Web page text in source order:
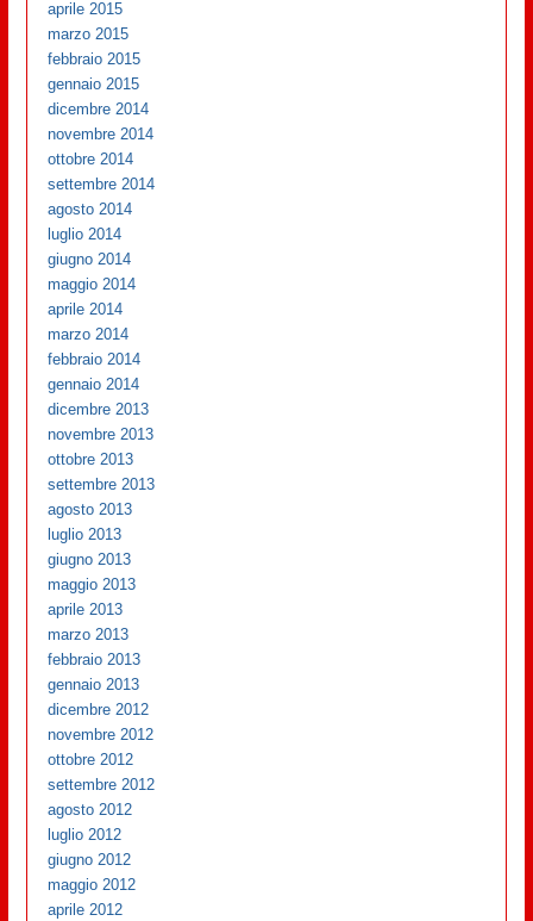
aprile 2015
marzo 2015
febbraio 2015
gennaio 2015
dicembre 2014
novembre 2014
ottobre 2014
settembre 2014
agosto 2014
luglio 2014
giugno 2014
maggio 2014
aprile 2014
marzo 2014
febbraio 2014
gennaio 2014
dicembre 2013
novembre 2013
ottobre 2013
settembre 2013
agosto 2013
luglio 2013
giugno 2013
maggio 2013
aprile 2013
marzo 2013
febbraio 2013
gennaio 2013
dicembre 2012
novembre 2012
ottobre 2012
settembre 2012
agosto 2012
luglio 2012
giugno 2012
maggio 2012
aprile 2012